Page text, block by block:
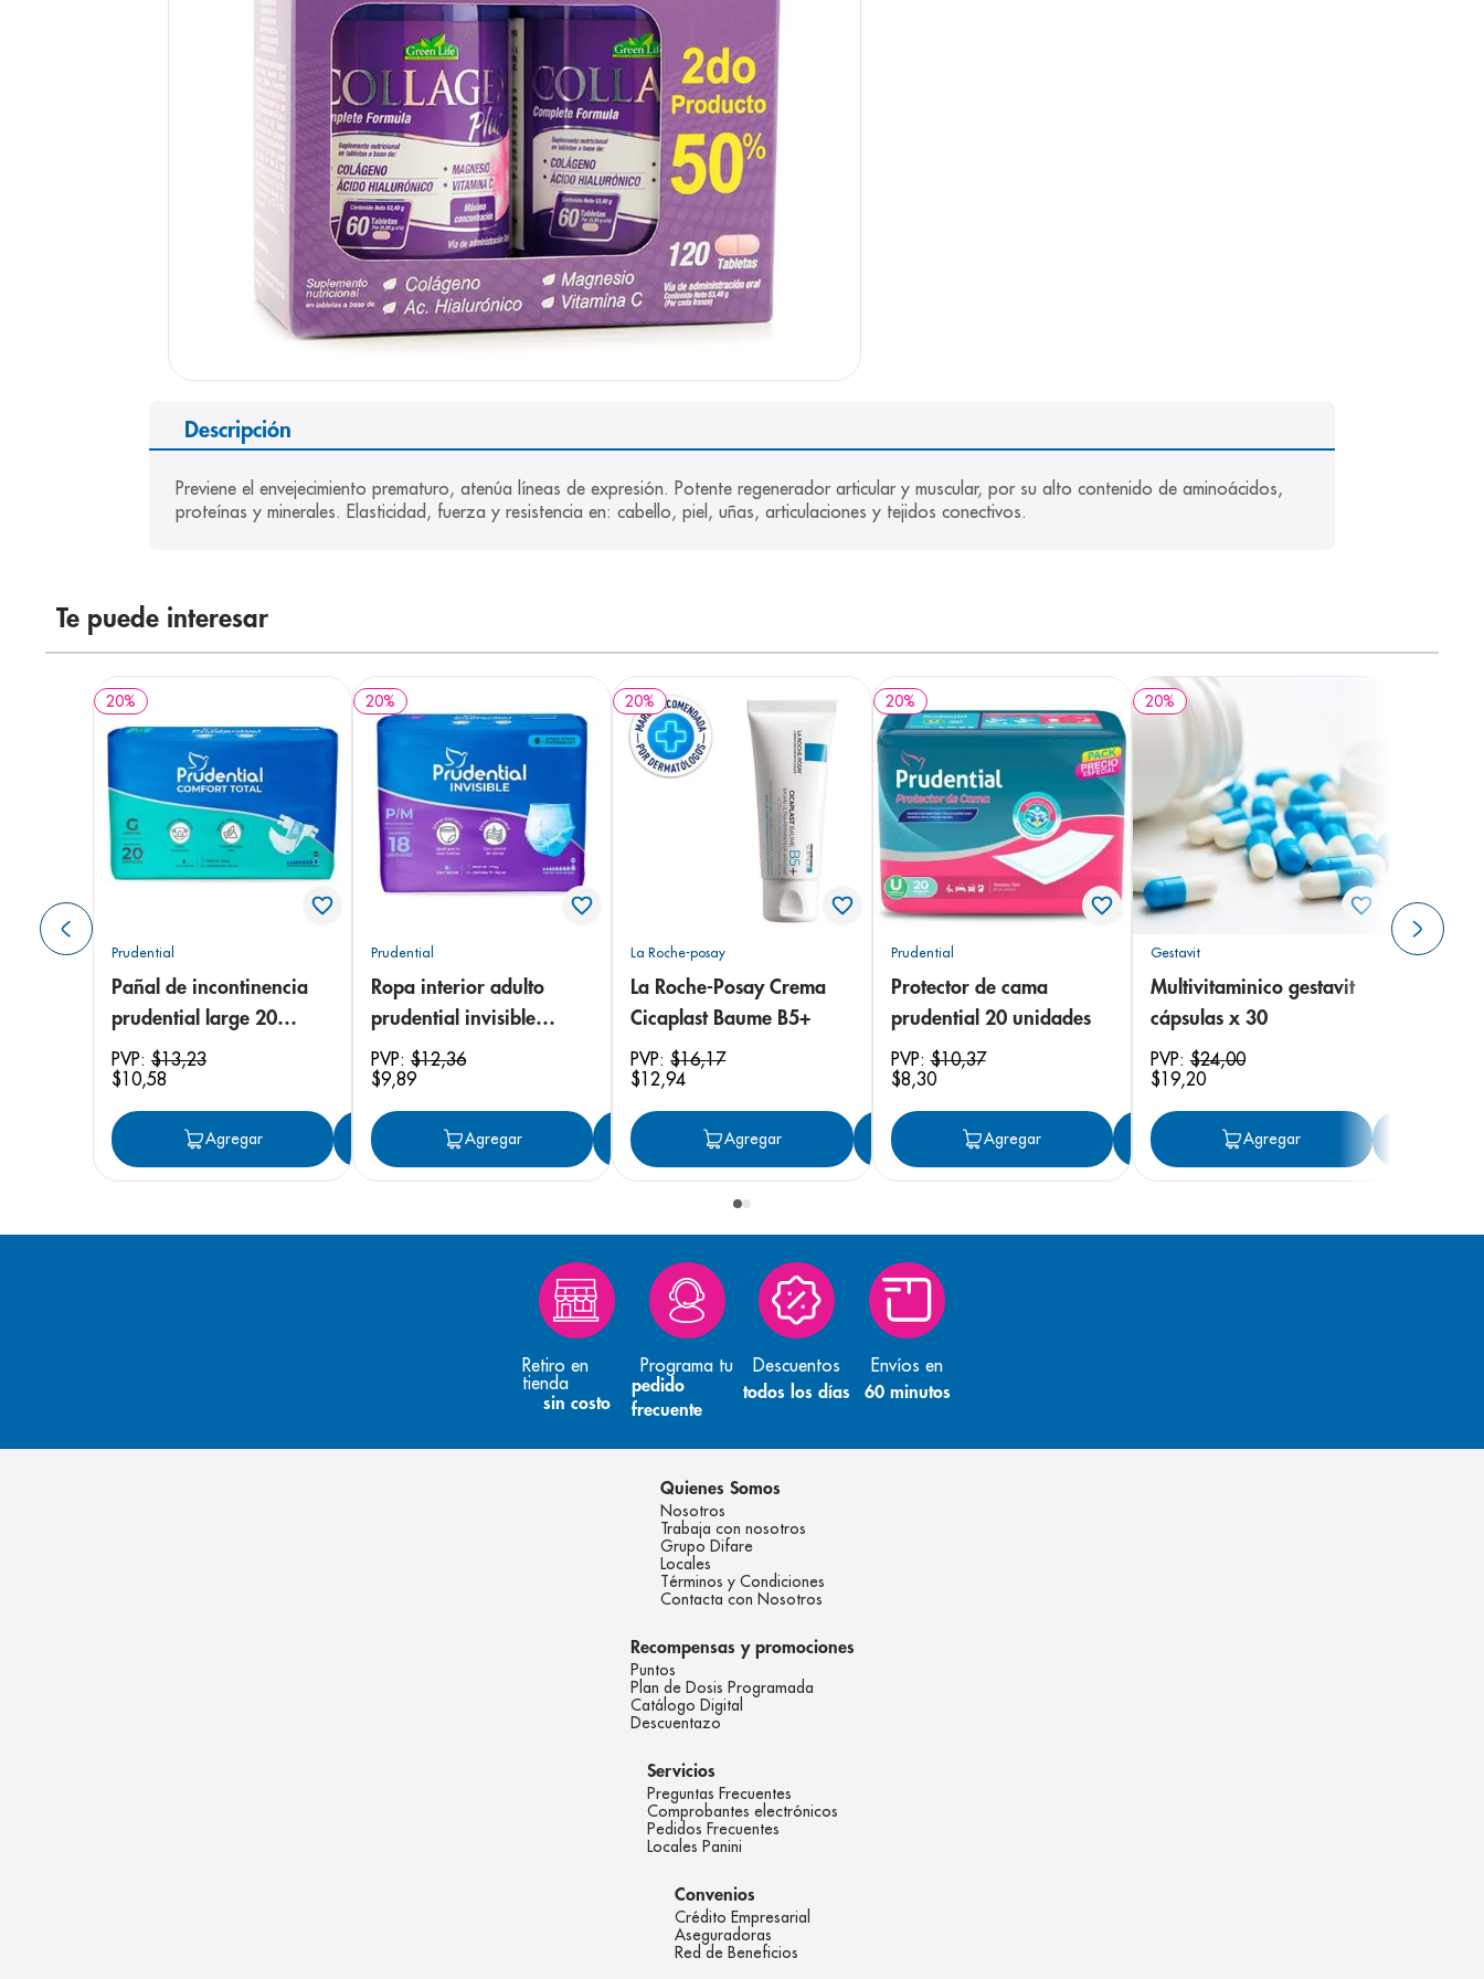
Descripción
Previene el envejecimiento prematuro, atenúa líneas de expresión. Potente regenerador articular y muscular, por su alto contenido de aminoácidos,
proteínas y minerales. Elasticidad, fuerza y resistencia en: cabello, piel, uñas, articulaciones y tejidos conectivos.
Te puede interesar
20%
Prudential
Pañal de incontinencia
prudential large 20
unidades
PVP: $13,23
$10,58
Agregar Agregar
20%
Prudential
Ropa interior adulto
prudential invisible
small/medium 18
unidades
PVP:$12,36
$9,89
Agregar Agregar
20%
La Roche-posay
La Roche-Posay Crema
Cicaplast Baume B5+
PVP:$16,17
$12,94
Agregar Agregar
20%
Prudential
Protector de cama
prudential 20 unidades
PVP:$10,37
$8,30
Agregar Agregar
20%
Gestavit
Multivitaminico gestavit
cápsulas x 30
PVP:$24,00
$19,20
Agregar
Retiro en
tienda
sin costo
Programa tu
pedido
frecuente
Descuentos
todos los días
Envíos en
60 minutos
Quienes Somos
Nosotros
Trabaja con nosotros
Grupo Difare
Locales
Términos y Condiciones
Contacta con Nosotros
Recompensas y promociones
Puntos
Plan de Dosis Programada
Catálogo Digital
Descuentazo
Servicios
Preguntas Frecuentes
Comprobantes electrónicos
Pedidos Frecuentes
Locales Panini
Convenios
Crédito Empresarial
Aseguradoras
Red de Beneficios
9. pediasure
10.desodorante